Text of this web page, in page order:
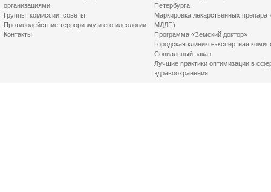
организациями
Группы, комиссии, советы
Противодействие терроризму и его идеологии
Контакты
Петербурга
Маркировка лекарственных
МДЛП)
Программа «Земский доктор»
Городская клинико-экспертная
Социальный заказ
Лучшие практики оптимизации в
здравоохранения